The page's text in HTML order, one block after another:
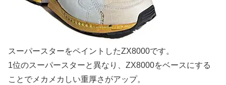
スーパースターをペイントしたZX8000です。
1位のスーパースターと異なり、ZX8000をベースにする
ことでメカメカしい重厚さがアップ。